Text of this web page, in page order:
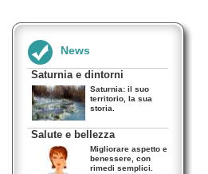
News
Saturnia e dintorni
Saturnia: il suo
territorio, la sua
storia.
Salute e bellezza
Migliorare aspetto e
benessere, con
rimedi semplici.